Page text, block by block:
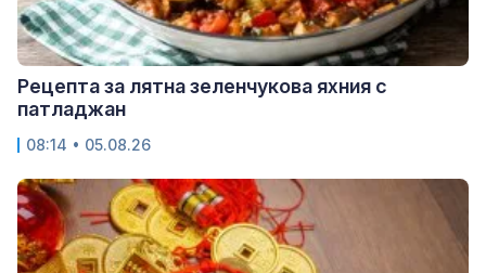
Рецепта за лятна зеленчукова яхния с
патладжан
08:14 • 05.08.26